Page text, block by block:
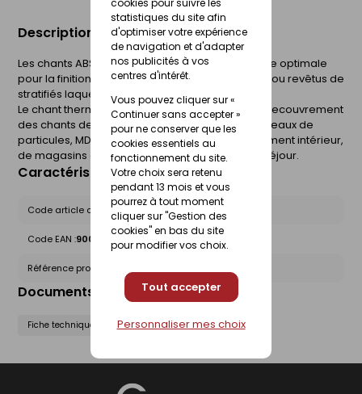
cookies pour suivre les
statistiques du site afin
d'optimiser votre expérience
de navigation et d'adapter
nos publicités à vos
centres d'intérêt.
Vous pouvez cliquer sur «
Continuer sans accepter »
pour ne conserver que les
cookies essentiels au
fonctionnement du site.
Votre choix sera retenu
pendant 13 mois et vous
pourrez à tout moment
cliquer sur "Gestion des
cookies" en bas du site
pour modifier vos choix.
Tout accepter
Personnaliser mes choix
Description du produit
Les chants ABS PerfectSense sont la touche finale optimale
pour la finition des chants des panneaux laqués ou revêtus de
stratifiés laqués PerfectSense mats et brillants.
Le chant thermoplastique ABS est utilisé pour le recouvrement
des chants des panneaux à base de bois (panneaux de
particules, MDF, panneaux alvéolaires). Agencement intérieur,
de magasins et stands, bureau et meubles de séjour.
Caractéristiques du produit
Code article chez le fournisseur : 1196797
Code EAN :9009986847914
Référence produit nationale Gedimat :
Documents liés
Fiche technique